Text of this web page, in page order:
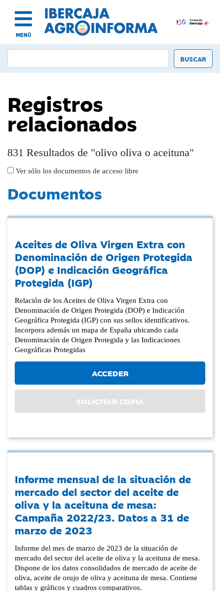
MENÚ
Registros
relacionados
831 Resultados de "olivo oliva o aceituna"
Ver sólo los documentos de acceso libre
Documentos
Aceites de Oliva Virgen Extra con
Denominación de Origen Protegida
(DOP) e Indicación Geográfica
Protegida (IGP)
Relación de los Aceites de Oliva Virgen Extra con
Denominación de Origen Protegida (DOP) e Indicación
Geográfica Protegida (IGP) con sus sellos identificativos.
Incorpora además un mapa de España ubicando cada
Denominación de Origen Protegida y las Indicaciones
Geográficas Protegidas
ACCEDER
SOLICITAR COPIA
Informe mensual de la situación de
mercado del sector del aceite de
oliva y la aceituna de mesa:
Campaña 2022/23. Datos a 31 de
marzo de 2023
Informe del mes de marzo de 2023 de la situación de
mercado del sector del aceite de oliva y la aceituna de mesa.
Dispone de los datos consolidados de mercado de aceite de
oliva, aceite de orujo de oliva y aceituna de mesa. Contiene
tablas y gráficos y cuadros comparativos.